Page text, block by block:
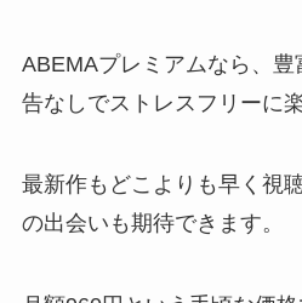
ABEMAプレミアムなら、
告なしでストレスフリーに
最新作もどこよりも早く視
の出会いも期待できます。